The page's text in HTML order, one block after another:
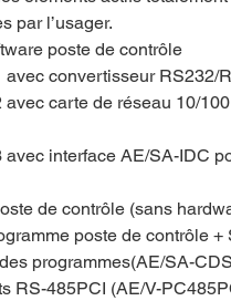
par l’usager.
poste de contrôle
avec convertisseur RS232/
carte de réseau 10/
interface AE/SA-IDC
de contrôle (sans
poste de contrôle +
programmes(AE/SA-
RS-485PCI (AE/V-